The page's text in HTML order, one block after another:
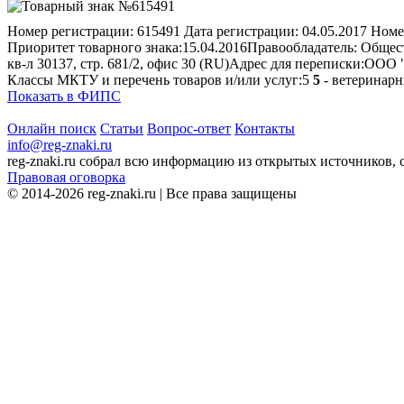
Номер регистрации: 615491 Дата регистрации: 04.05.2017
Приоритет товарного знака:15.04.2016Правообладатель:
кв-л 30137, стр. 681/2, офис 30 (RU)Адрес для переписки:ООО
Классы МКТУ и перечень товаров и/или услуг:5 5 -
Показать в ФИПС
Онлайн поиск Статьи Вопрос-ответ Контакты
info@reg-znaki.ru
reg-znaki.ru собрал всю информацию из открытых источников,
Правовая оговорка
© 2014-2026 reg-znaki.ru | Все права защищены